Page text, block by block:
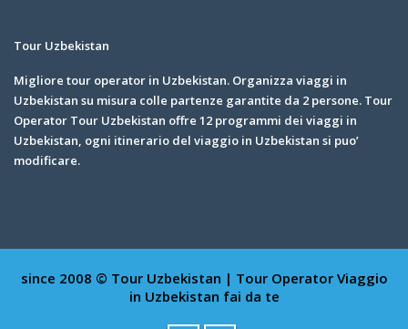
Tour Uzbekistan
Migliore tour operator in Uzbekistan. Organizza viaggi in
Uzbekistan su misura colle partenze garantite da 2 persone. Tour
Operator Tour Uzbekistan offre 12 programmi dei viaggi in
Uzbekistan, ogni itinerario del viaggio in Uzbekistan si puo’
modificare.
since 2008 © Tour Uzbekistan | Tour Operator Viaggio
in Uzbekistan fai da te